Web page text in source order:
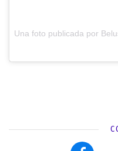
Una foto publicada por